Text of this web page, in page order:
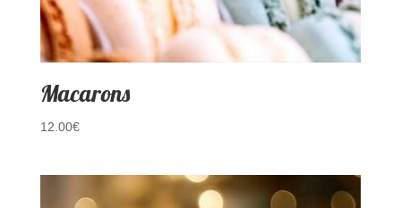
Macarons
12.00€